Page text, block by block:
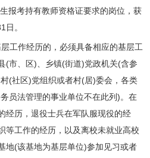
报考持有教师资格证要求的岗位，获
。
作经历的，必须具备相应的基层工
(市、区)、乡镇(街道)党政机关(含参
(社区)党组织或者村(居)委会，各类
员法管理的事业单位不在此列)。在
经历，退役士兵在军队服现役的经
等工作的经历，以及离校未就业高校
地(该基地为基层单位)参加见习或者